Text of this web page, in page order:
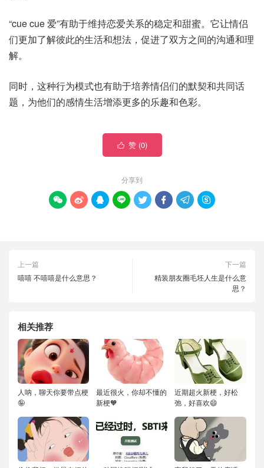
“cue cue 爱”有助于维持恋爱关系的稳定和甜蜜。它让情侣
们更加了解彼此的生活和想法，促进了双方之间的沟通和理
解。
同时，这种行为模式也有助于培养情侣们的默契和共同话
题，为他们的感情生活增添更多的乐趣和色彩。
 赞 (0)
分享到
       
上一篇
嘻嘻 不嘻嘻是什么意思？
下一篇
精装朋友圈毛坯人生是什么意
思？
相关推荐
人呐，聊天你要带点梗
🤪
最近很火，你却不懂的
新梗🧡
近期超火新梗，好松
弛，好喜欢😄